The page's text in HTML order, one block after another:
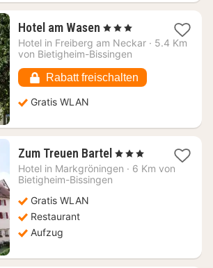
Hotel am Wasen 1
Nacht
ab
70,65
€
, 3 Sterne
Hotel in Freiberg am Neckar · 5.4 Km
von Bietigheim-Bissingen
Rabatt freischalten
Gratis WLAN
Zum Treuen Bartel 1
Nacht
, 3 Sterne
Hotel in Markgröningen · 6 Km von
Bietigheim-Bissingen
Gratis WLAN
Restaurant
Aufzug